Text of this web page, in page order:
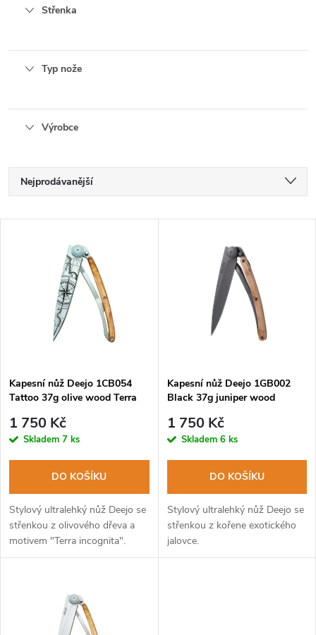
Střenka
Typ nože
Výrobce
Ř
a
p
r
o
d
u
Nejprodávanější
Abecedně
s
p
r
d
u
Kapesní nůž Deejo 1CB054
Tattoo 37g olive wood Terra
1 750 Kč
Skladem 7 ks
DO KOŠÍKU
Stylový ultralehký nůž Deejo se
střenkou z olivového dřeva a
motivem "Terra incognita".
Kapesní nůž Deejo 1GB002
Black 37g juniper wood
1 750 Kč
Skladem 6 ks
DO KOŠÍKU
Stylový ultralehký nůž Deejo se
střenkou z kořene exotického
jalovce.